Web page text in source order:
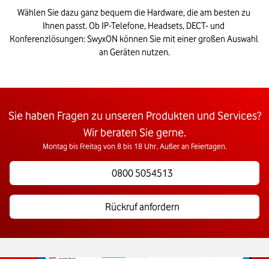
Wählen Sie dazu ganz bequem die Hardware, die am besten zu
Ihnen passt. Ob IP-Telefone, Headsets, DECT- und
Konferenzlösungen: SwyxON können Sie mit einer großen Auswahl
an Geräten nutzen.
Sie haben Fragen zu unseren Produkten und Services?
Wir beraten Sie gerne.
Montag bis Freitag von 8 bis 18 Uhr. Außer an Feiertagen.
0800 5054513
Rückruf anfordern